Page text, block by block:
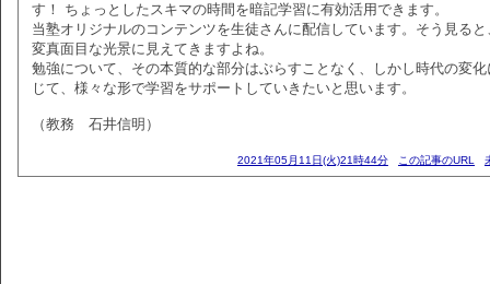
す！ ちょっとしたスキマの時間を暗記学習に有効活用できます。
当塾オリジナルのコンテンツを生徒さんに配信しています。そう見ると
変真面目な光景に見えてきますよね。
勉強について、その本質的な部分はぶらすことなく、しかし時代の変化
じて、様々な形で学習をサポートしていきたいと思います。
（教務 石井信明）
2021年05月11日(火)21時44分 この記事のURL